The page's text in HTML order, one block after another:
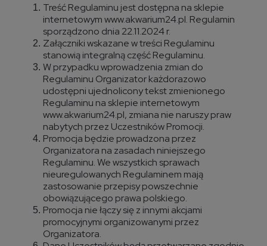
Treść Regulaminu jest dostępna na sklepie
internetowym www.akwarium24.pl. Regulamin
sporządzono dnia 22.11.2024 r.
Załączniki wskazane w treści Regulaminu
stanowią integralną część Regulaminu.
W przypadku wprowadzenia zmian do
Regulaminu Organizator każdorazowo
udostępni ujednolicony tekst zmienionego
Regulaminu na sklepie internetowym
www.akwarium24.pl, zmiana nie naruszy praw
nabytych przez Uczestników Promocji.
Promocja będzie prowadzona przez
Organizatora na zasadach niniejszego
Regulaminu. We wszystkich sprawach
nieuregulowanych Regulaminem mają
zastosowanie przepisy powszechnie
obowiązującego prawa polskiego.
Promocja nie łączy się z innymi akcjami
promocyjnymi organizowanymi przez
Organizatora.